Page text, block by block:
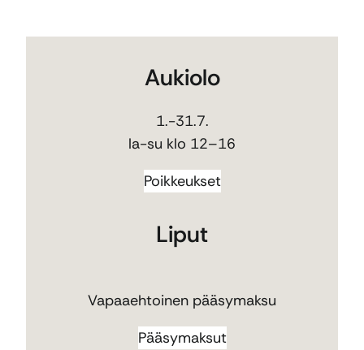
Aukiolo
1.-31.7.
la-su klo 12–16
Poikkeukset
Liput
Vapaaehtoinen pääsymaksu
Pääsymaksut